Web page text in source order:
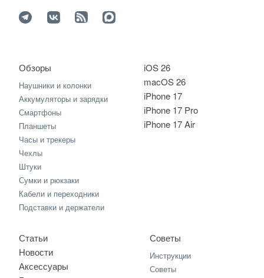
iOS 26
macOS 26
iPhone 17
iPhone 17 Pro
iPhone 17 Air
Обзоры
Наушники и колонки
Аккумуляторы и зарядки
Смартфоны
Планшеты
Часы и трекеры
Чехлы
Штуки
Сумки и рюкзаки
Кабели и переходники
Подставки и держатели
Статьи
Новости
Аксессуары
Советы
Инструкции
Советы